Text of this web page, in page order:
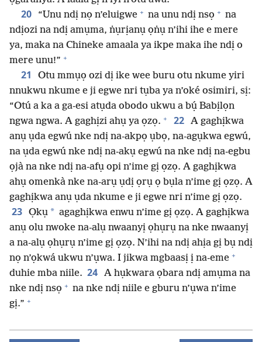
20 “Unu ndị nọ n’eluigwe + na unu ndị nsọ + na
ndịozi na ndị amụma, ṅụrịanụ ọṅụ n’ihi ihe e mere
ya, maka na Chineke amaala ya ikpe maka ihe ndị o
mere unu!” +
21
Otu mmụọ ozi dị ike wee buru otu nkume yiri
nnukwu nkume e ji egwe nri tụba ya n’oké osimiri, sị:
“Otú a ka a ga-esi atụda obodo ukwu a bụ́ Babịlọn
ngwa ngwa. A gaghịzi ahụ ya ọzọ. + 22 A gaghịkwa
anụ ụda egwú nke ndị na-akpọ ụbọ, na-agụkwa egwú,
na ụda egwú nke ndị na-akụ egwú na nke ndị na-egbu
ọjà na nke ndị na-afụ opi n’ime gị ọzọ. A gaghịkwa
ahụ omenkà nke na-arụ ụdị ọrụ ọ bụla n’ime gị ọzọ. A
gaghịkwa anụ ụda nkume e ji egwe nri n’ime gị ọzọ.
23 Ọkụ * agaghịkwa enwu n’ime gị ọzọ. A gaghịkwa
anụ olu nwoke na-alụ nwaanyị ọhụrụ na nke nwaanyị
a na-alụ ọhụrụ n’ime gị ọzọ. N’ihi na ndị ahịa gị bụ ndị
nọ n’ọkwá ukwu n’ụwa. I jikwa mgbaasị ị na-eme +
duhie mba niile. 24 A hụkwara ọbara ndị amụma na
nke ndị nsọ + na nke ndị niile e gburu n’ụwa n’ime
gị.” +